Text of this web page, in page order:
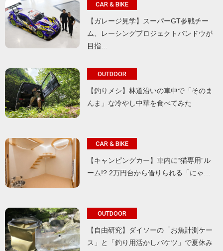
CAR & BIKE
【ガレージ見学】スーパーGT参戦チー
ム、レーシングプロジェクトバンドウが
目指…
OUTDOOR
【釣りメシ】林道沿いの車中で「そのま
んま」な冷やし中華を食べてみた
CAR & BIKE
【キャンピングカー】車内に“猫専用”ル
ーム!? 2万円台から借りられる「にゃ…
OUTDOOR
【自由研究】ダイソーの「お魚計測ケー
ス」と「釣り用活かしバケツ」で夏休み